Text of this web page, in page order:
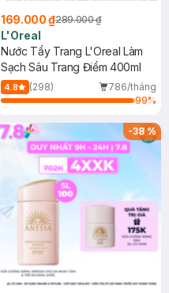
169.000 ₫289.000 ₫
L'Oreal
Nước Tẩy Trang L'Oreal Làm
Sạch Sâu Trang Điểm 400ml
4.8 (298)
786/tháng
99%
-38%